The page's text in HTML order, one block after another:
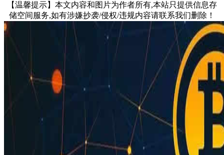
【温馨提示】本文内容和图片为作者所有,本站只提供信息存
储空间服务,如有涉嫌抄袭/侵权/违规内容请联系我们删除！